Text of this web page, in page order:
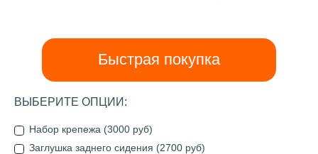
Быстрая покупка
ВЫБЕРИТЕ ОПЦИИ:
Набор крепежа (3000 руб)
Заглушка заднего сидения (2700 руб)